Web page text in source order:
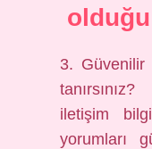
olduğu
3. Güvenilir
iletişim
yorumları